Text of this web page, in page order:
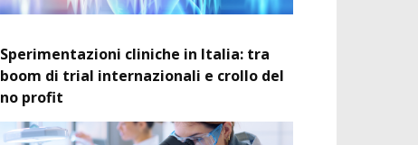
Sperimentazioni cliniche in Italia: tra
boom di trial internazionali e crollo del
no profit